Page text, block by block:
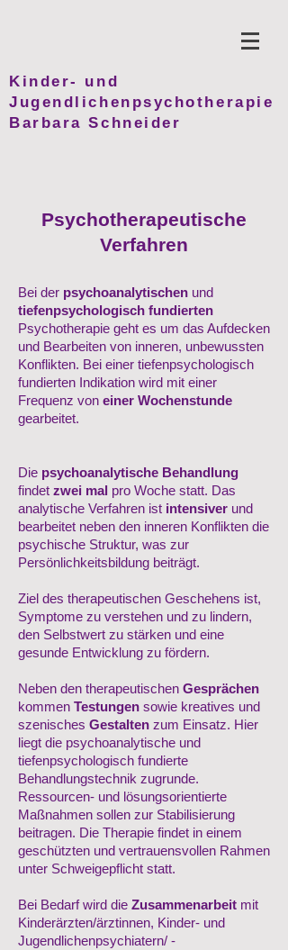
Kinder- und
Jugendlichenpsychotherapie
Barbara Schneider
Psychotherapeutische
Verfahren
Bei der psychoanalytischen und
tiefenpsychologisch fundierten
Psychotherapie geht es um das Aufdecken
und Bearbeiten von inneren, unbewussten
Konflikten. Bei einer tiefenpsychologisch
fundierten Indikation wird mit einer
Frequenz von einer Wochenstunde
gearbeitet.
Die psychoanalytische Behandlung
findet zwei mal pro Woche statt. Das
analytische Verfahren ist intensiver und
bearbeitet neben den inneren Konflikten die
psychische Struktur, was zur
Persönlichkeitsbildung beiträgt.
Ziel des therapeutischen Geschehens ist,
Symptome zu verstehen und zu lindern,
den Selbstwert zu stärken und eine
gesunde Entwicklung zu fördern.
Neben den therapeutischen Gesprächen
kommen Testungen sowie kreatives und
szenisches Gestalten zum Einsatz. Hier
liegt die psychoanalytische und
tiefenpsychologisch fundierte
Behandlungstechnik zugrunde.
Ressourcen- und lösungsorientierte
Maßnahmen sollen zur Stabilisierung
beitragen. Die Therapie findet in einem
geschützten und vertrauensvollen Rahmen
unter Schweigepflicht statt.
Bei Bedarf wird die Zusammenarbeit mit
Kinderärzten/ärztinnen, Kinder- und
Jugendlichenpsychiatern/ -